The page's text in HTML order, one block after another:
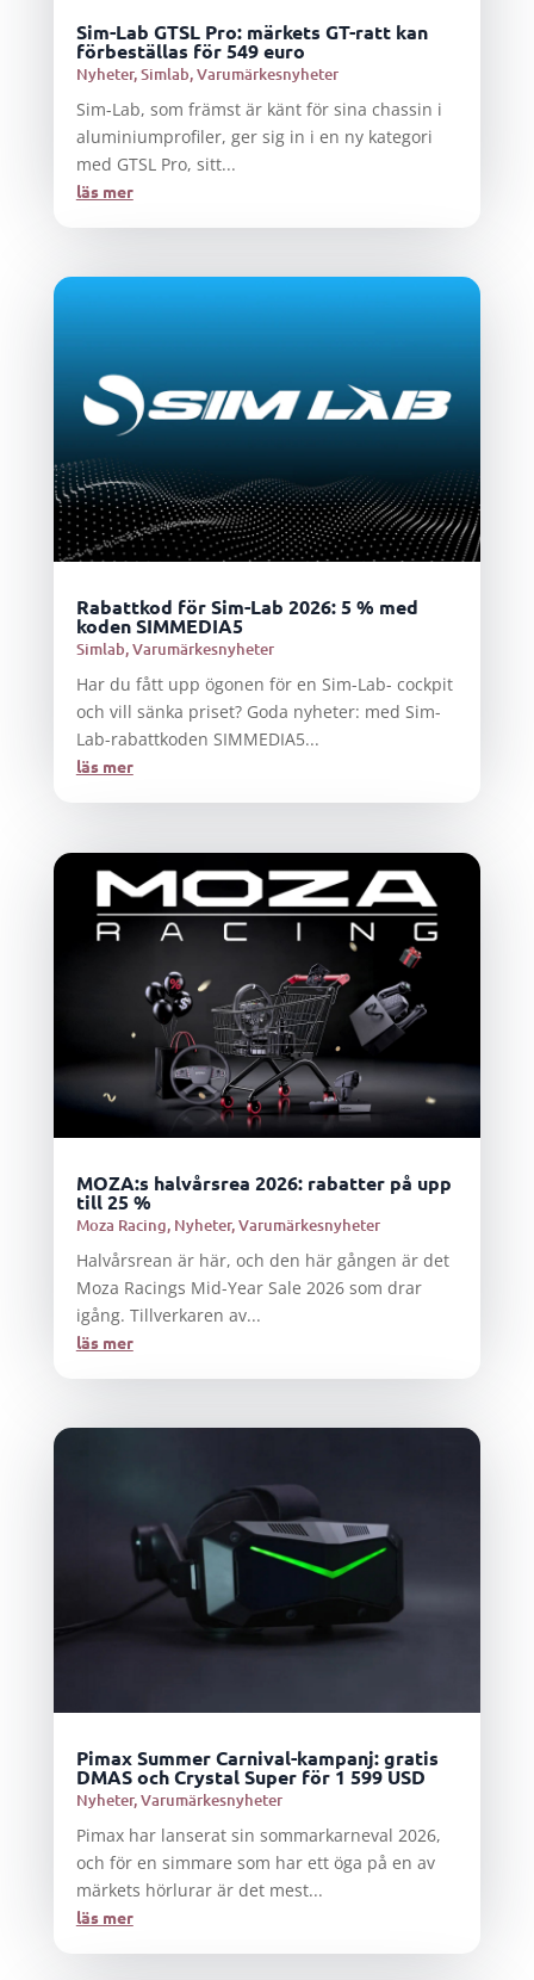
Sim-Lab GTSL Pro: märkets GT-ratt kan
förbeställas för 549 euro
Nyheter,Simlab,Varumärkesnyheter
Sim-Lab, som främst är känt för sina chassin i
aluminiumprofiler, ger sig in i en ny kategori
med GTSL Pro, sitt...
läs mer
Rabattkod för Sim-Lab 2026: 5 % med
koden SIMMEDIA5
Simlab,Varumärkesnyheter
Har du fått upp ögonen för en Sim-Lab- cockpit
och vill sänka priset? Goda nyheter: med Sim-
Lab-rabattkoden SIMMEDIA5...
läs mer
MOZA:s halvårsrea 2026: rabatter på upp
till 25 %
Moza Racing, Nyheter,Varumärkesnyheter
Halvårsrean är här, och den här gången är det
Moza Racings Mid-Year Sale 2026 som drar
igång. Tillverkaren av...
läs mer
Pimax Summer Carnival-kampanj: gratis
DMAS och Crystal Super för 1 599 USD
Nyheter,Varumärkesnyheter
Pimax har lanserat sin sommarkarneval 2026,
och för en simmare som har ett öga på en av
märkets hörlurar är det mest...
läs mer